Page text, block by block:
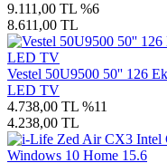
9.111,00 TL %6
8.611,00 TL
Vestel 50U9500 50'' 126
LED TV
4.738,00 TL %11
4.238,00 TL